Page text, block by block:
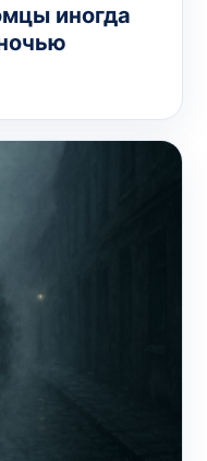
иногда